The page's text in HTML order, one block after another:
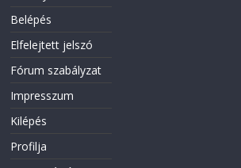
Belépés
Elfelejtett jelszó
Fórum szabályzat
Impresszum
Kilépés
Profilja